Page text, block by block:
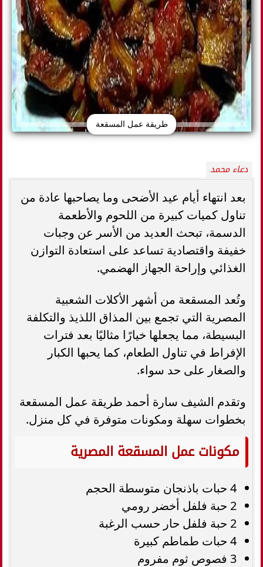
طريقة عمل المسقعة
دعاء محمد
بعد انتهاء أيام عيد الأضحى وما يصاحبها عادة من
تناول كميات كبيرة من اللحوم والأطعمة
الدسمة، تبحث العديد من الأسر عن وجبات
خفيفة واقتصادية تساعد على استعادة التوازن
الغذائي وإراحة الجهاز الهضمي.
وتُعد المسقعة من أشهر الأكلات الشعبية
المصرية التي تجمع بين المذاق اللذيذ والتكلفة
البسيطة، مما يجعلها خيارًا مثاليًا بعد فترات
الإفراط في تناول الطعام، كما يحبها الكبار
والصغار على حد سواء.
وتقدم الشيف سارة أحمد طريقة عمل المسقعة
بخطوات سهلة ومكونات متوفرة في كل منزل.
مكونات عمل المسقعة المصرية
4 حبات باذنجان متوسطة الحجم
2 حبة فلفل أخضر رومي
2 حبة فلفل حار حسب الرغبة
4 حبات طماطم كبيرة
3 فصوص ثوم مفروم